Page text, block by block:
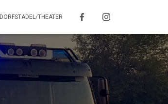
DORFSTADEL/THEATER